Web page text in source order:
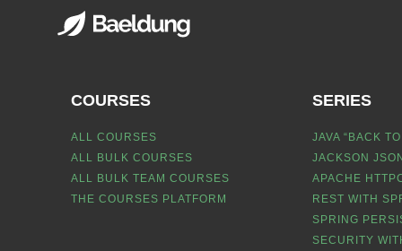
COURSES
ALL COURSES
ALL BULK COURSES
ALL BULK TEAM COURSES
THE COURSES PLATFORM
SERIES
JAVA “BACK
JACKSON
APACHE
REST WITH
SPRING
SECURITY